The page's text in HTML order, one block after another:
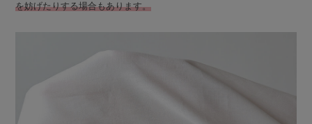
を妨げたりする場合もあります。